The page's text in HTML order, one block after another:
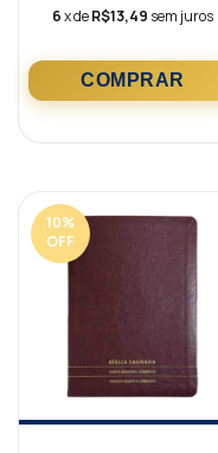
6x deR$13,49 sem juros
10%
OFF